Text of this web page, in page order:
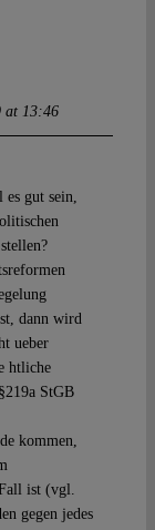
at 13:46
gut sein,
dann wird
ueber
htliche
StGB
kommen,
ist (vgl.
gegen jedes